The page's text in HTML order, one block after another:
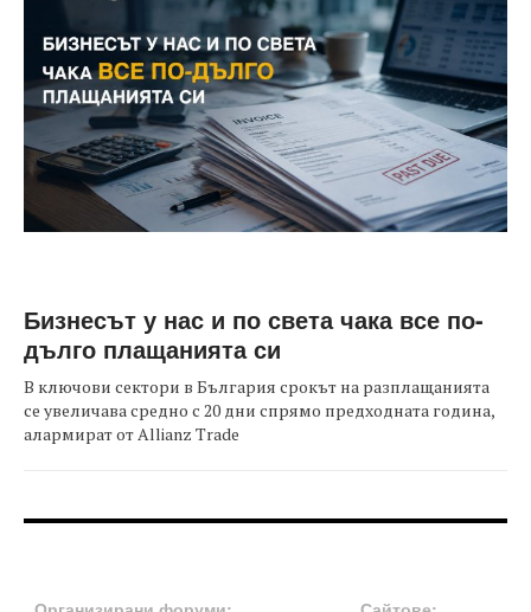
Бизнесът у нас и по света чака все по-
дълго плащанията си
В ключови сектори в България срокът на разплащанията
се увеличава средно с 20 дни спрямо предходната година,
алармират от Allianz Trade